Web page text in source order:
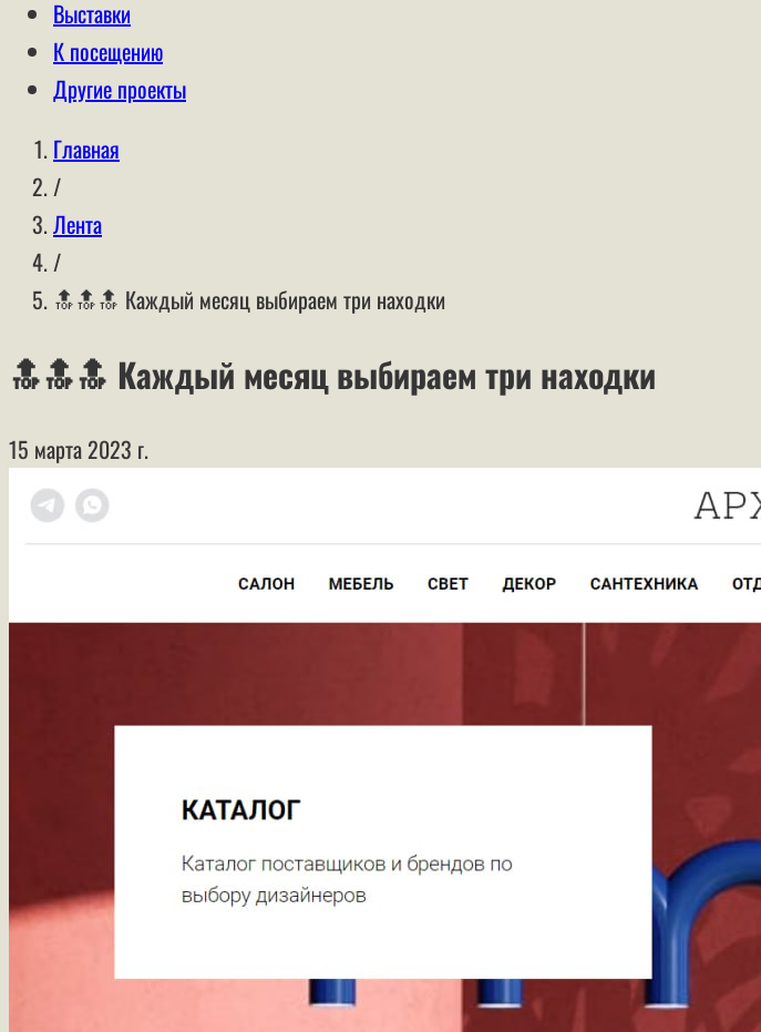
Выставки
К посещению
Другие проекты
Главная
/
Лента
/
🔝🔝🔝 Каждый месяц выбираем три находки
🔝🔝🔝 Каждый месяц выбираем три находки
15 марта 2023 г.